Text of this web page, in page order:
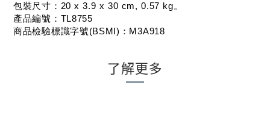
包裝尺寸：20 x 3.9 x 30 cm, 0.57 kg。
產品編號：TL8755
商品檢驗標識字號(BSMI)：M3A918
了解更多